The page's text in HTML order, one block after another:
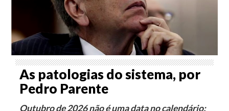
As patologias do sistema, por
Pedro Parente
Outubro de 2026 não é uma data no calendário: